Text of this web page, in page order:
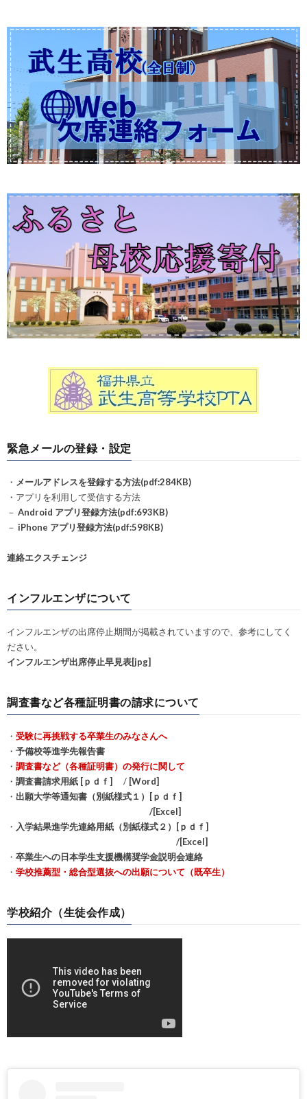
緊急メールの登録・設定
・ メールアドレスを登録する方法(pdf:284KB)
・アプリを利用して受信する方法
－ Android アプリ登録方法(pdf:693KB)
－ iPhone アプリ登録方法(pdf:598KB)
連絡エクスチェンジ
インフルエンザについて
インフルエンザの出席停止期間が掲載されていますので、参考にしてく
ださい。
インフルエンザ出席停止早見表[jpg]
調査書など各種証明書の請求について
・ 受験に再挑戦する卒業生のみなさんへ
・ 予備校等進学先報告書
・ 調査書など（各種証明書）の発行に関して
・ 調査書請求用紙 [ｐｄｆ] / [Word]
・ 出願大学等通知書（別紙様式１）[ｐｄｆ]
/[Excel]
・ 入学結果進学先連絡用紙（別紙様式２）[ｐｄｆ]
/[Excel]
・ 卒業生への日本学生支援機構奨学金説明会連絡
・ 学校推薦型・総合型選抜への出願について（既卒生）
学校紹介（生徒会作成）